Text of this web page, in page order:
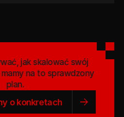
jak skalować swój
na to sprawdzony
plan.
o konkretach